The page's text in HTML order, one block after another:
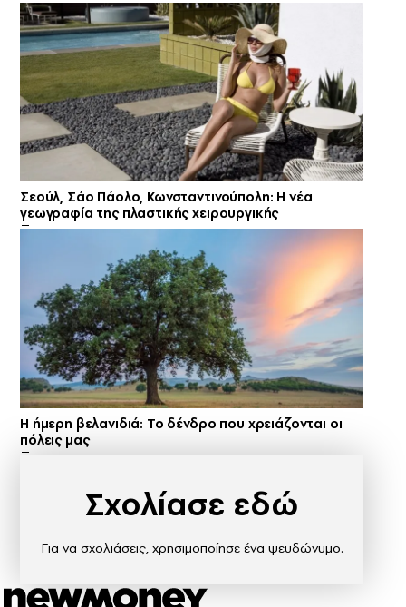
Σεούλ, Σάο Πάολο, Κωνσταντινούπολη: Η νέα
γεωγραφία της πλαστικής χειρουργικής
Η ήμερη βελανιδιά: Το δένδρο που χρειάζονται οι
πόλεις μας
Σχολίασε εδώ
Για να σχολιάσεις, χρησιμοποίησε ένα ψευδώνυμο.